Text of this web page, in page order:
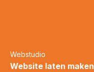
Webstudio
Website laten maken